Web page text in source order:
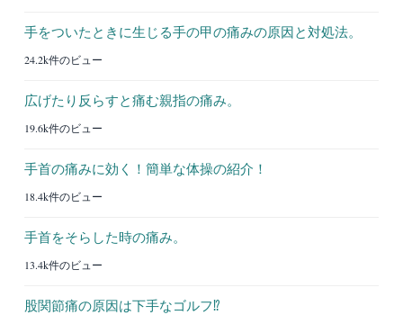
手をついたときに生じる手の甲の痛みの原因と対処法。
24.2k件のビュー
広げたり反らすと痛む親指の痛み。
19.6k件のビュー
手首の痛みに効く！簡単な体操の紹介！
18.4k件のビュー
手首をそらした時の痛み。
13.4k件のビュー
股関節痛の原因は下手なゴルフ⁉︎